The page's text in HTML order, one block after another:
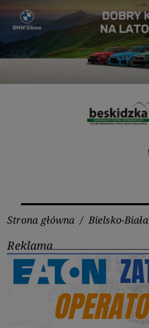
Przejdź
treści
Strona główna / Bielsko-Biała
Reklama